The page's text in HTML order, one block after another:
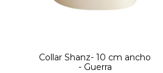
Collar Shanz- 10 cm ancho
- Guerra